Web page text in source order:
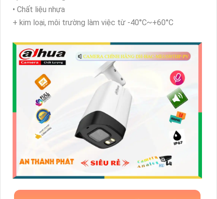
• Chất liệu nhựa
+ kim loại, môi trường làm việc từ -40°C~+60°C